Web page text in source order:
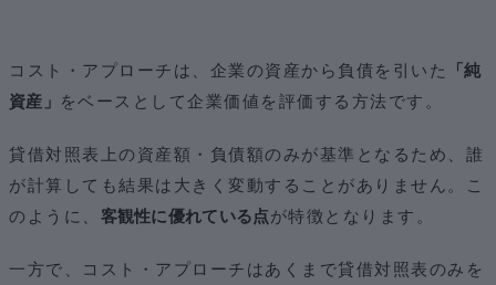
コスト・アプローチは、企業の資産から負債を引いた
「純
資産」 をベースとして企業価値を評価する方法です。
貸借対照表上の資産額・負債額のみが基準となるため、誰
が計算しても結果は大きく変動することがありません。こ
のように、 客観性に優れている点が特徴となります。
一方で、コスト・アプローチはあくまで貸借対照表のみを